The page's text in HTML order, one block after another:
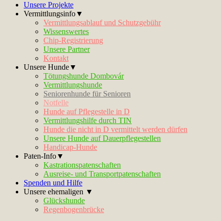
Unsere Projekte
Vermittlungsinfo▼
Vermittlungsablauf und Schutzgebühr
Wissenswertes
Chip-Registrierung
Unsere Partner
Kontakt
Unsere Hunde▼
Tötungshunde Dombovár
Vermittlungshunde
Seniorenhunde für Senioren
Notfelle
Hunde auf Pflegestelle in D
Vermittlungshilfe durch TIN
Hunde die nicht in D vermittelt werden dürfen
Unsere Hunde auf Dauerpflegestellen
Handicap-Hunde
Paten-Info▼
Kastrationspatenschaften
Ausreise- und Transportpatenschaften
Spenden und Hilfe
Unsere ehemaligen ▼
Glückshunde
Regenbogenbrücke